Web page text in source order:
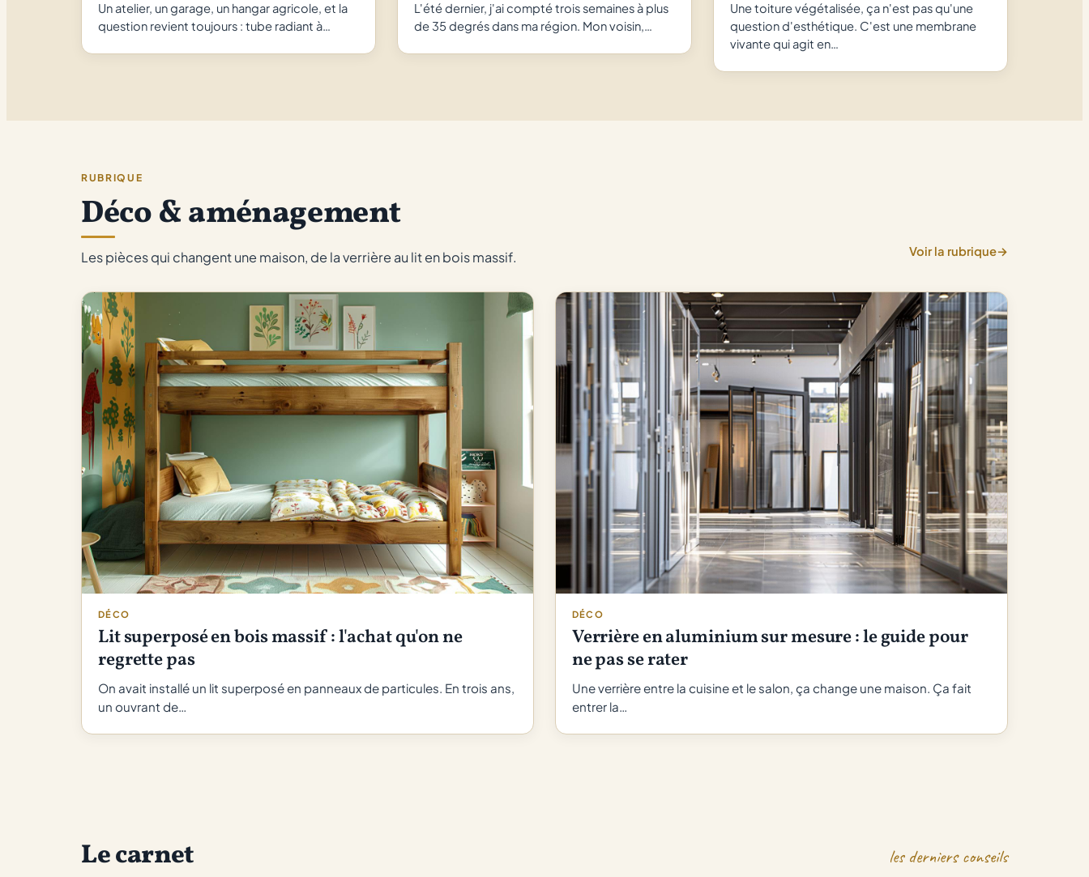
Un atelier, un garage, un hangar agricole, et la
question revient toujours : tube radiant à…
L'été dernier, j'ai compté trois semaines à plus
de 35 degrés dans ma région. Mon voisin,…
Une toiture végétalisée, ça n'est pas qu'une
question d'esthétique. C'est une membrane
vivante qui agit en…
RUBRIQUE
Déco & aménagement
Les pièces qui changent une maison, de la verrière au lit en bois massif. Voir la rubrique→
DÉCO
Lit superposé en bois massif : l'achat qu'on ne
regrette pas
On avait installé un lit superposé en panneaux de particules. En trois ans,
un ouvrant de…
DÉCO
Verrière en aluminium sur mesure : le guide pour
ne pas se rater
Une verrière entre la cuisine et le salon, ça change une maison. Ça fait
entrer la…
Le carnet les derniers conseils